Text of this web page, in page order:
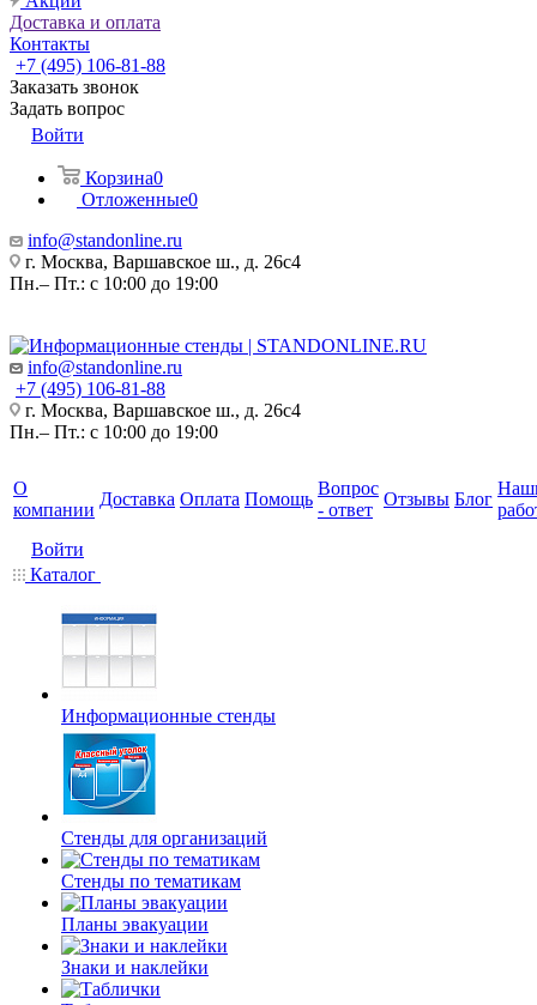
Доставка и оплата
Контакты
+7 (495) 106-81-88
Заказать звонок
Задать вопрос
Войти
Корзина0
Отложенные0
info@standonline.ru
г. Москва, Варшавское ш., д. 26с4
Пн.– Пт.: с 10:00 до 19:00
info@standonline.ru
+7 (495) 106-81-88
г. Москва, Варшавское ш., д. 26с4
Пн.– Пт.: с 10:00 до 19:00
О
компании
Доставка Оплата Помощь
Вопрос
- ответ
Отзывы Блог
Войти
Каталог
Информационные стенды
Стенды для организаций
Стенды по тематикам
Планы эвакуации
Знаки и наклейки